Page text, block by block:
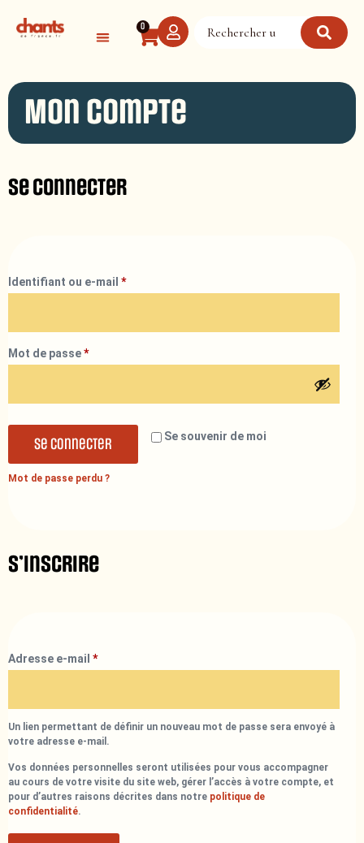
0
Mon compte
Se connecter
Identifiant ou e-mail *
Mot de passe*
Se souvenir de moi
Se connecter
Mot de passe perdu ?
S’inscrire
Adresse e-mail *
Un lien permettant de définir un nouveau mot de passe sera envoyé à
votre adresse e-mail.
Vos données personnelles seront utilisées pour vous accompagner
au cours de votre visite du site web, gérer l’accès à votre compte, et
pour d’autres raisons décrites dans notre politique de
confidentialité.